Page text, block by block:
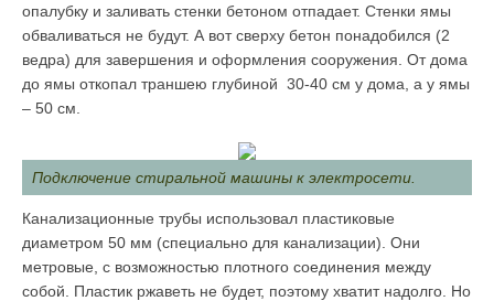
опалубку и заливать стенки бетоном отпадает. Стенки ямы
обваливаться не будут. А вот сверху бетон понадобился (2
ведра) для завершения и оформления сооружения. От дома
до ямы откопал траншею глубиной 30-40 см у дома, а у ямы
– 50 см.
Подключение стиральной машины к электросети.
Канализационные трубы использовал пластиковые
диаметром 50 мм (специально для канализации). Они
метровые, с возможностью плотного соединения между
собой. Пластик ржаветь не будет, поэтому хватит надолго. Но